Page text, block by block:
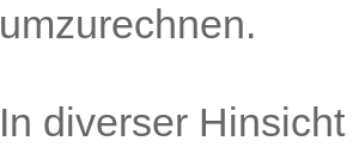
umzurechnen.
In diverser